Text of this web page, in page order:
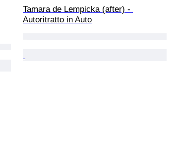
Tamara de Lempicka (after) -
Autoritratto in Auto